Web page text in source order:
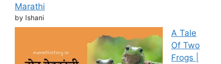
Marathi
by Ishani
A Tale
Of Two
Frogs |